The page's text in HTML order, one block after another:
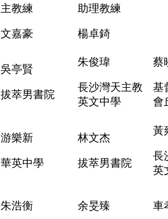
主教練
文嘉豪
助理教練
楊卓錡
吳亭賢
拔萃男書院
朱俊瑋
長沙灣天主教
英文中學
蔡
基
會
游樂新
華英中學
林文杰
拔萃男書院
黃
長
英
朱浩衡 余旻臻 車